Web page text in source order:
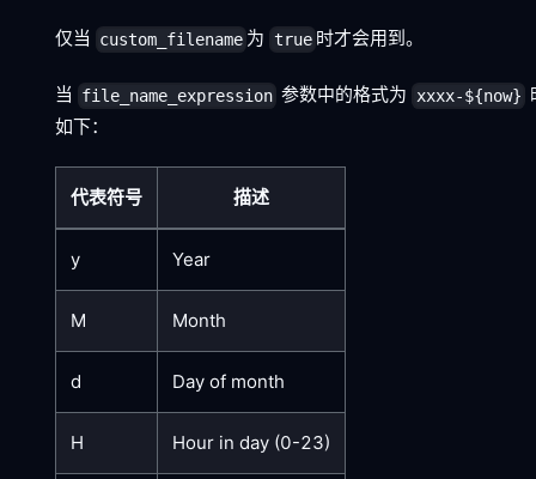
仅当 custom_filename 为 true 时才会用到。
当 file_name_expression 参数中的格式为 xxxx-${now}
如下：
代表符号 描述
y Year
M Month
d Day of month
H Hour in day (0-23)